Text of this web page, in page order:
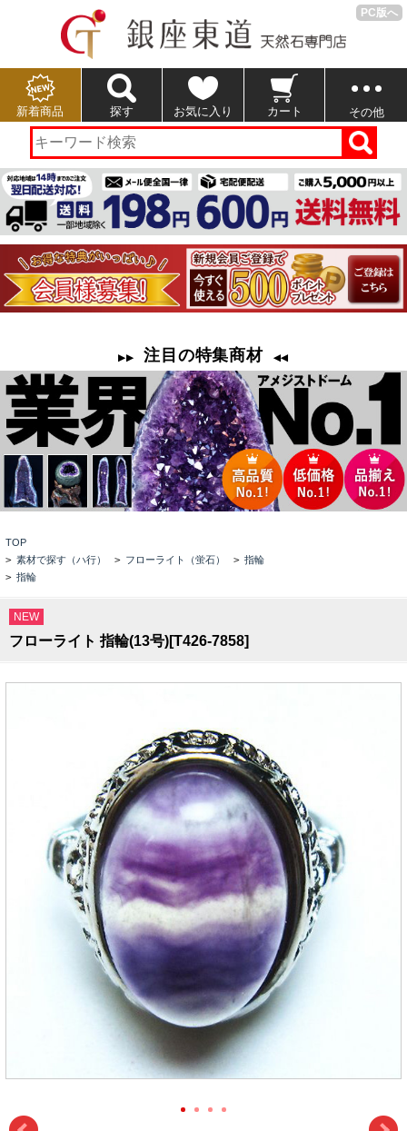
PC版へ
新着商品 探す お気に入り カート その他
TOP
> 素材で探す（ハ行） > フローライト（蛍石） > 指輪
> 指輪
NEW
フローライト 指輪(13号)[T426-7858]